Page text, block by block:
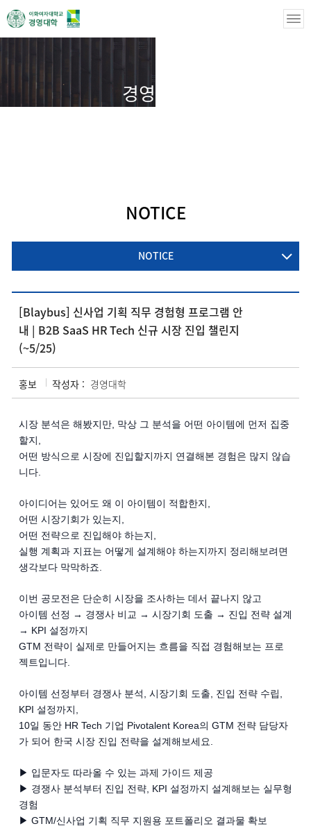
경영학부
NOTICE
NOTICE
[Blaybus] 신사업 기획 직무 경험형 프로그램 안
내 | B2B SaaS HR Tech 신규 시장 진입 챌린지
(~5/25)
홍보 작성자 : 경영대학
시장 분석은 해봤지만, 막상 그 분석을 어떤 아이템에 먼저 집중
할지,
어떤 방식으로 시장에 진입할지까지 연결해본 경험은 많지 않습
니다.
아이디어는 있어도 왜 이 아이템이 적합한지,
어떤 시장기회가 있는지,
어떤 전략으로 진입해야 하는지,
실행 계획과 지표는 어떻게 설계해야 하는지까지 정리해보려면
생각보다 막막하죠.
이번 공모전은 단순히 시장을 조사하는 데서 끝나지 않고
아이템 선정 → 경쟁사 비교 → 시장기회 도출 → 진입 전략 설계
→ KPI 설정까지
GTM 전략이 실제로 만들어지는 흐름을 직접 경험해보는 프로
젝트입니다.
아이템 선정부터 경쟁사 분석, 시장기회 도출, 진입 전략 수립,
KPI 설정까지,
10일 동안 HR Tech 기업 Pivotalent Korea의 GTM 전략 담당자
가 되어 한국 시장 진입 전략을 설계해보세요.
▶ 입문자도 따라올 수 있는 과제 가이드 제공
▶ 경쟁사 분석부터 진입 전략, KPI 설정까지 설계해보는 실무형
경험
▶ GTM/신사업 기획 직무 지원용 포트폴리오 결과물 확보